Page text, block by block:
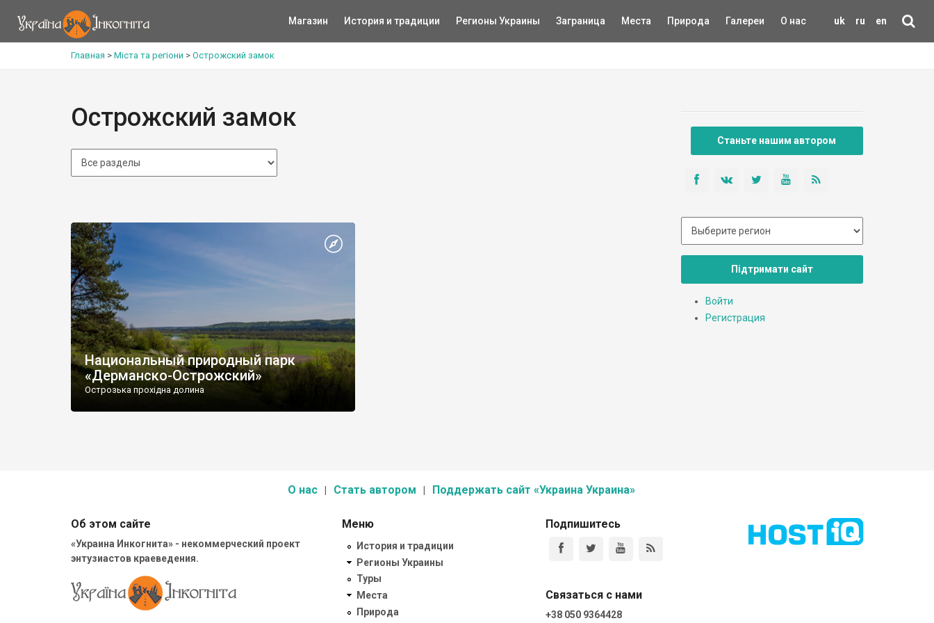
uk ru en
Магазин История и традиции Регионы Украины Заграница Места Природа Галереи О нас
Главная > Міста та регіони > Острожский замок
Острожский замок
Национальный природный парк
«Дерманско-Острожский»
Острозька прохідна долина
Станьте нашим автором
Підтримати сайт
Войти
Регистрация
О нас Стать автором Поддержать сайт «Украина Украина»
Об этом сайте
«Украина Инкогнита» - некоммерческий проект
энтузиастов краеведения.
Меню
История и традиции
Регионы Украины
Туры
Места
Природа
Подпишитесь
Связаться с нами
+38 050 9364428